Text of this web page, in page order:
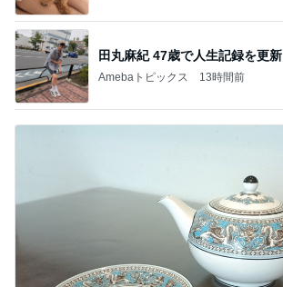
田丸麻紀 47歳で人生記録を更新
Amebaトピックス 13時間前